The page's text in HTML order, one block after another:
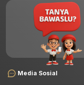
Media Sosial